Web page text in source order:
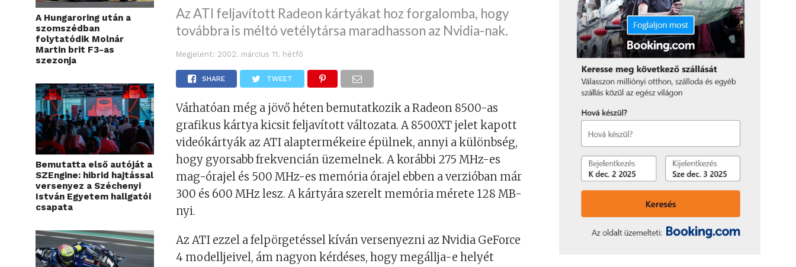
A Hungaroring után a
szomszédban
folytatódik Molnár
Martin brit F3-as
szezonja
Bemutatta első autóját a
SZEngine: hibrid hajtással
versenyez a Széchenyi
István Egyetem hallgatói
csapata
Az ATI feljavított Radeon kártyákat hoz forgalomba, hogy
továbbra is méltó vetélytársa maradhasson az Nvidia-nak.
Megjelent: 2002. március 11. hétfő
SHARE TWEET
Várhatóan még a jövő héten bemutatkozik a Radeon 8500-as
grafikus kártya kicsit feljavított változata. A 8500XT jelet kapott
videókártyák az ATI alaptermékeire épülnek, annyi a különbség,
hogy gyorsabb frekvencián üzemelnek. A korábbi 275 MHz-es
mag-órajel és 500 MHz-es memória órajel ebben a verzióban már
300 és 600 MHz lesz. A kártyára szerelt memória mérete 128 MB-
nyi.
Az ATI ezzel a felpörgetéssel kíván versenyezni az Nvidia GeForce
4 modelljeivel, ám nagyon kérdéses, hogy megállja-e helyét